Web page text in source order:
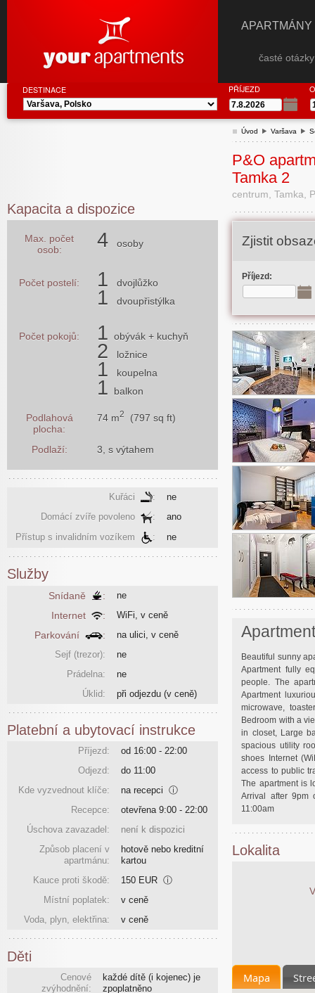
časté
DESTINACE PŘÍJEZD
Úvod Varšava
P&O
Tamka 2
centrum, Tamka,
Zjistit
Příjezd:
Beautiful sunny
Apartment fully
people. The
Apartment
microwave,
Bedroom with a
in closet, Large
spacious utility
shoes Internet
access to public
The apartment is
Arrival after 9pm
11:00am
Lokalita
Mapa
Kapacita a dispozice
Max. počet
osob:
4 osoby
Počet postelí: 1 dvojlůžko
1 dvoupřistýlka
Počet pokojů: 1 obývák + kuchyň
2 ložnice
1 koupelna
1 balkon
Podlahová
plocha:
74 m2 (797 sq ft)
Podlaží: 3, s výtahem
Kuřáci :
ne
Domácí zvíře povoleno
:
ano
Přístup s invalidním vozíkem
: ne
Služby
Snídaně : ne
Internet : WiFi, v ceně
Parkování :
na ulici, v ceně
Sejf (trezor):
ne
Prádelna:
ne
Úklid:
při odjezdu (v ceně)
Platební a ubytovací instrukce
Příjezd:
od 16:00 - 22:00
Odjezd:
do 11:00
Kde vyzvednout klíče:
na recepci ⓘ
Recepce:
otevřena 9:00 - 22:00
Úschova zavazadel:
není k dispozici
Způsob placení v
apartmánu:
hotově nebo kreditní
kartou
Kauce proti škodě:
150 EUR ⓘ
Místní poplatek:
v ceně
Voda, plyn, elektřina:
v ceně
Děti
Cenové
zvýhodnění:
každé dítě (i kojenec) je
zpoplatněno